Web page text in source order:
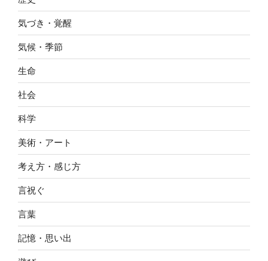
気づき・覚醒
気候・季節
生命
社会
科学
美術・アート
考え方・感じ方
言祝ぐ
言葉
記憶・思い出